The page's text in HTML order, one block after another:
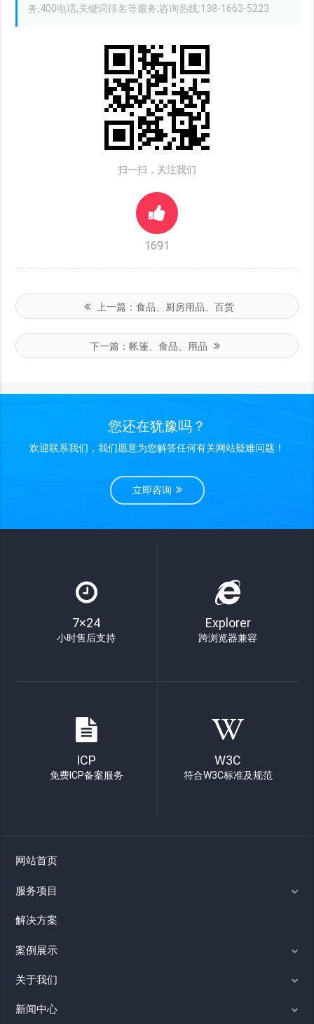
务,400电话,关键词排名等服务;咨询热线:138-1663-5223
扫一扫，关注我们
1691
上一篇： 食品、厨房用品、百货
下一篇：帐篷、食品、用品
您还在犹豫吗？
欢迎联系我们，我们愿意为您解答任何有关网站疑难问题！
立即咨询
7×24
小时售后支持
Explorer
跨浏览器兼容
ICP
免费ICP备案服务
W3C
符合W3C标准及规范
网站首页
服务项目
解决方案
案例展示
关于我们
新闻中心